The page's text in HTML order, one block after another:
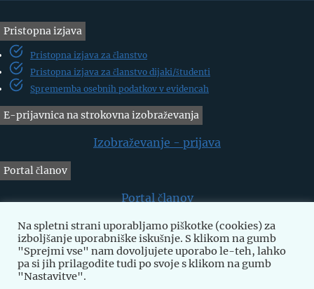
Pristopna izjava
Pristopna izjava za članstvo
Pristopna izjava za članstvo dijaki/študenti
Sprememba osebnih podatkov v evidencah
E-prijavnica na strokovna izobraževanja
Izobraževanje - prijava
Portal članov
Portal članov
Prošnja za dodelitev sredstev
Prošnja za dodelitev sredstev za strokovno izpopolnjevanje Prenos
Na spletni strani uporabljamo piškotke (cookies) za
izboljšanje uporabniške iskušnje. S klikom na gumb
"Sprejmi vse" nam dovoljujete uporabo le-teh, lahko
pa si jih prilagodite tudi po svoje s klikom na gumb
"Nastavitve".